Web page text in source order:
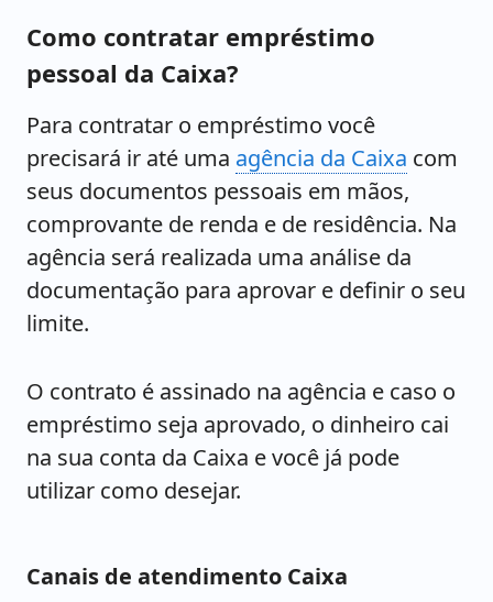
Como contratar empréstimo
pessoal da Caixa?
Para contratar o empréstimo você
precisará ir até uma agência da Caixa com
seus documentos pessoais em mãos,
comprovante de renda e de residência. Na
agência será realizada uma análise da
documentação para aprovar e definir o seu
limite.
O contrato é assinado na agência e caso o
empréstimo seja aprovado, o dinheiro cai
na sua conta da Caixa e você já pode
utilizar como desejar.
Canais de atendimento Caixa